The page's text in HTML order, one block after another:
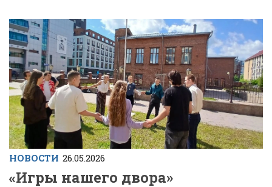
НОВОСТИ 26.05.2026
«Игры нашего двора»